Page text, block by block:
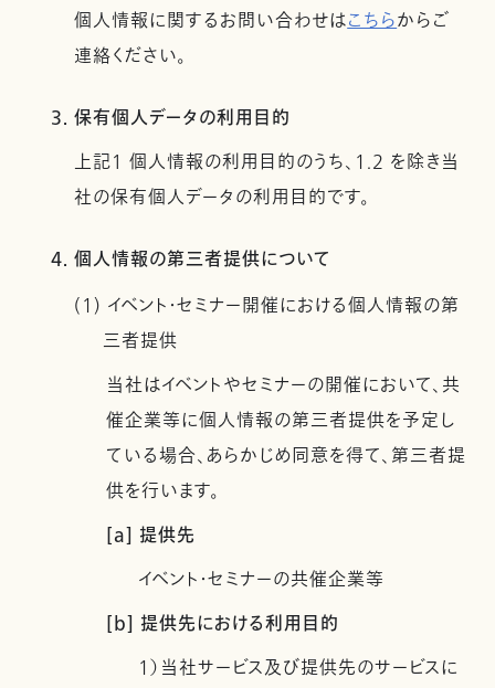
個人情報に関するお問い合わせはこちらからご
連絡ください。
3. 保有個人データの利用目的
上記１ 個人情報の利用目的のうち、1.2 を除き当
社の保有個人データの利用目的です。
4. 個人情報の第三者提供について
(1) イベント・セミナー開催における個人情報の第
三者提供
当社はイベントやセミナーの開催において、共
催企業等に個人情報の第三者提供を予定し
ている場合、あらかじめ同意を得て、第三者提
供を行います。
[a] 提供先
イベント・セミナーの共催企業等
[b] 提供先における利用目的
1）当社サービス及び提供先のサービスに